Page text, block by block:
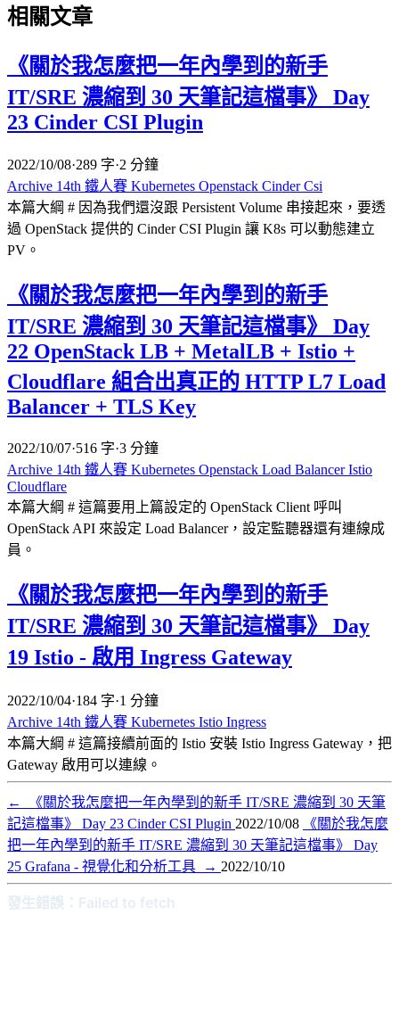
相關文章
《關於我怎麼把一年內學到的新手
IT/SRE 濃縮到 30 天筆記這檔事》 Day
23 Cinder CSI Plugin
2022/10/08·289 字·2 分鐘
Archive 14th 鐵人賽 Kubernetes Openstack Cinder Csi
本篇大綱 # 因為我們還沒跟 Persistent Volume 串接起來，要透
過 OpenStack 提供的 Cinder CSI Plugin 讓 K8s 可以動態建立
PV。
《關於我怎麼把一年內學到的新手
IT/SRE 濃縮到 30 天筆記這檔事》 Day
22 OpenStack LB + MetalLB + Istio +
Cloudflare 組合出真正的 HTTP L7 Load
Balancer + TLS Key
2022/10/07·516 字·3 分鐘
Archive 14th 鐵人賽 Kubernetes Openstack Load BalancerIstio
Cloudflare
本篇大綱 # 這篇要用上篇設定的 OpenStack Client 呼叫
OpenStack API 來設定 Load Balancer，設定監聽器還有連線成
員。
《關於我怎麼把一年內學到的新手
IT/SRE 濃縮到 30 天筆記這檔事》 Day
19 Istio - 啟用 Ingress Gateway
2022/10/04·184 字·1 分鐘
Archive 14th 鐵人賽 Kubernetes Istio Ingress
本篇大綱 # 這篇接續前面的 Istio 安裝 Istio Ingress Gateway，把
Gateway 啟用可以連線。
←
《關於我怎麼把一年內學到的新手 IT/SRE 濃縮到 30 天筆
記這檔事》 Day 23 Cinder CSI Plugin 2022/10/08
《關於我怎麼
把一年內學到的新手 IT/SRE 濃縮到 30 天筆記這檔事》 Day
25 Grafana - 視覺化和分析工具
→ 2022/10/10